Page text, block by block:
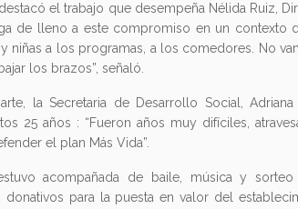
el trabajo que desempeña Nélida Ruiz,
de lleno a este compromiso en un contexto
niñas a los programas, a los comedores. No
los brazos”, señaló.
la Secretaria de Desarrollo Social,
25 años : “Fueron años muy difíciles,
el plan Más Vida”.
acompañada de baile, música y
donativos para la puesta en valor del